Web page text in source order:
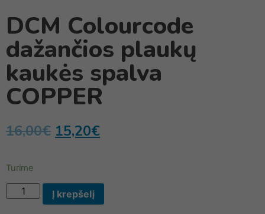
DCM Colourcode
dažančios plaukų
kaukės spalva
COPPER
16,00€ 15,20€
Turime
Į krepšelį